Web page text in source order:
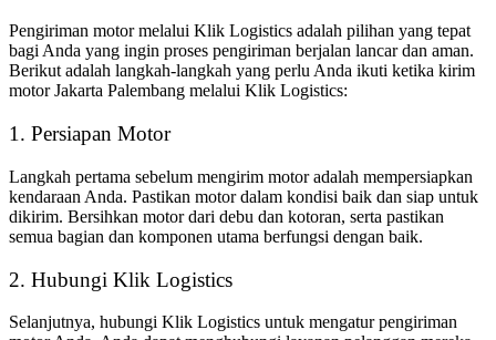
Pengiriman motor melalui Klik Logistics adalah pilihan yang tepat
bagi Anda yang ingin proses pengiriman berjalan lancar dan aman.
Berikut adalah langkah-langkah yang perlu Anda ikuti ketika kirim
motor Jakarta Palembang melalui Klik Logistics:
1. Persiapan Motor
Langkah pertama sebelum mengirim motor adalah mempersiapkan
kendaraan Anda. Pastikan motor dalam kondisi baik dan siap untuk
dikirim. Bersihkan motor dari debu dan kotoran, serta pastikan
semua bagian dan komponen utama berfungsi dengan baik.
2. Hubungi Klik Logistics
Selanjutnya, hubungi Klik Logistics untuk mengatur pengiriman